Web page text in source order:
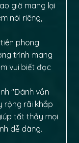
giờ mang lại
nói riêng,
phong
trình mang
vui biết đọc
"Đánh vần
rộng rãi khắp
tất thảy mọi
dễ dàng.